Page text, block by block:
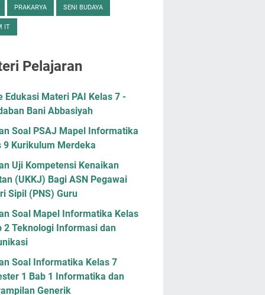
PRAKARYA SENI BUDAYA
IT
Pelajaran
Edukasi Materi PAI Kelas 7 -
Bani Abbasiyah
Soal PSAJ Mapel Informatika
9 Kurikulum Merdeka
Uji Kompetensi Kenaikan
(UKKJ) Bagi ASN Pegawai
Sipil (PNS) Guru
Soal Mapel Informatika Kelas
2 Teknologi Informasi dan
Soal Informatika Kelas 7
1 Bab 1 Informatika dan
Generik